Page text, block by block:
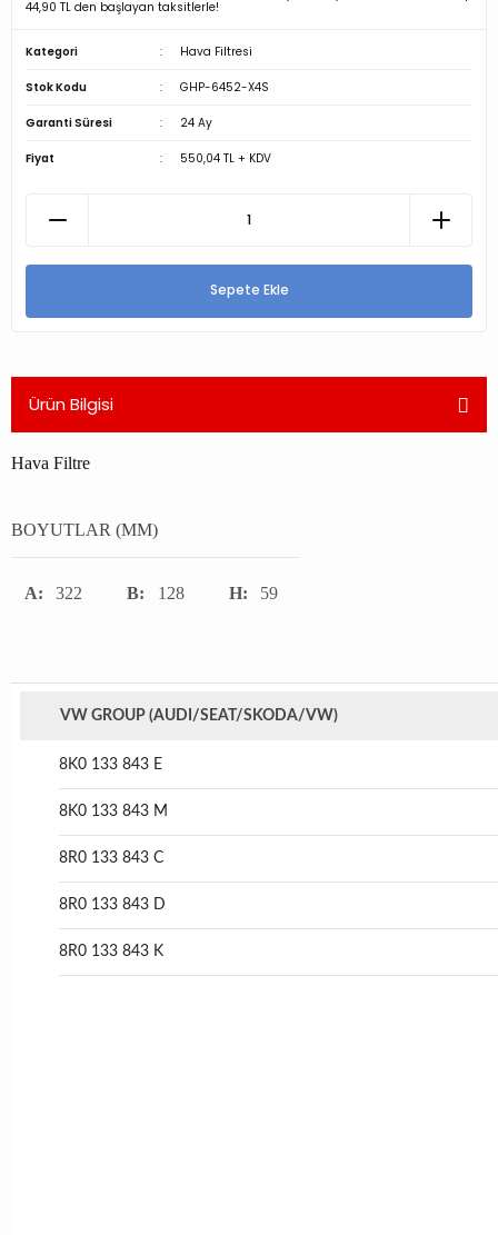
44,90 TL den başlayan taksitlerle!
Kategori Hava Filtresi
Stok Kodu GHP-6452-X4S
Garanti Süresi 24 Ay
Fiyat 550,04 TL + KDV
Sepete Ekle
Ürün Bilgisi
Hava Filtre
BOYUTLAR (MM)
A: 322 B: 128 H: 59
VW GROUP (AUDI/SEAT/SKODA/VW)
8K0 133 843 E
8K0 133 843 M
8R0 133 843 C
8R0 133 843 D
8R0 133 843 K